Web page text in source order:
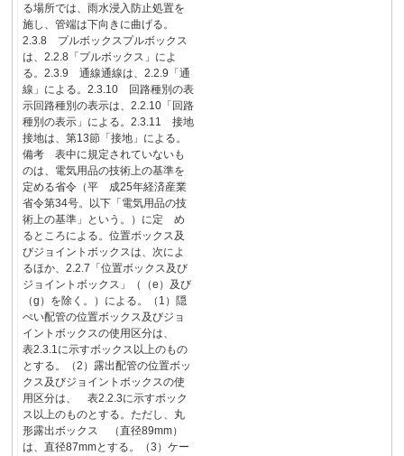
る場所では、雨水浸入防止処置を
施し、管端は下向きに曲げる。
2.3.8 プルボックスプルボックス
は、2.2.8「プルボックス」によ
る。2.3.9 通線通線は、2.2.9「通
線」による。2.3.10 回路種別の表
示回路種別の表示は、2.2.10「回路
種別の表示」による。2.3.11 接地
接地は、第13節「接地」による。
備考 表中に規定されていないも
のは、電気用品の技術上の基準を
定める省令（平 成25年経済産業
省令第34号。以下「電気用品の技
術上の基準」という。）に定 め
るところによる。位置ボックス及
びジョイントボックスは、次によ
るほか、2.2.7「位置ボックス及び
ジョイントボックス」（（e）及び
（g）を除く。）による。（1）隠
ぺい配管の位置ボックス及びジョ
イントボックスの使用区分は、
表2.3.1に示すボックス以上のもの
とする。（2）露出配管の位置ボッ
クス及びジョイントボックスの使
用区分は、 表2.2.3に示すボック
ス以上のものとする。ただし、丸
形露出ボックス （直径89mm）
は、直径87mmとする。（3）ケー